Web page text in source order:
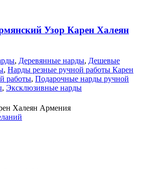
Узор Карен Халеян
, Деревянные нарды, Дешевые
, Нарды резные ручной работы Карен
работы, Подарочные нарды ручной
, Эксклюзивные нарды
Халеян Армения